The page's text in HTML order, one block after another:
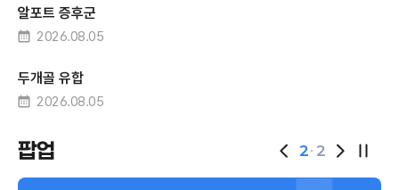
알포트 증후군
2026.08.05
두개골 유합
2026.08.05
팝업 2 2